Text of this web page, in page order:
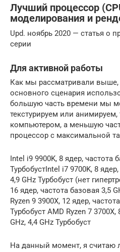
Лучший процессор
моделирования и
Upd. ноябрь 2020 — статья о
серии
Для активной работы
Как мы рассматривали выше,
основного сценария
большую часть времени мы
текстурируем или
компьютером, а меньшую
процессор с максимальной
Intel i9 9900K, 8 ядер, частота
ТурбобустIntel i7 9700K, 8
4,9 GHz Турбобуст (нет
16 ядер, частота базовая 3,5
Ryzen 9 3900X, 12 ядер,
Турбобуст AMD Ryzen 7
GHz, 4,4 GHz Турбобуст
На данный момент, я считаю